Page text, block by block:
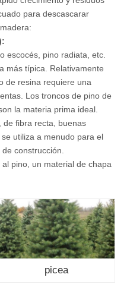
para descascarar
escocés, pino radiata, etc.
más típica. Relativamente
de resina requiere una
Los troncos de pino de
la materia prima ideal.
de fibra recta, buenas
utiliza a menudo para el
construcción.
pino, un material de chapa
picea